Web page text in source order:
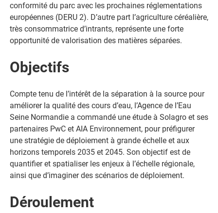
conformité du parc avec les prochaines réglementations
européennes (DERU 2). D’autre part l’agriculture céréalière,
très consommatrice d’intrants, représente une forte
opportunité de valorisation des matières séparées.
Objectifs
Compte tenu de l’intérêt de la séparation à la source pour
améliorer la qualité des cours d’eau, l’Agence de l’Eau
Seine Normandie a commandé une étude à Solagro et ses
partenaires PwC et AIA Environnement, pour préfigurer
une stratégie de déploiement à grande échelle et aux
horizons temporels 2035 et 2045. Son objectif est de
quantifier et spatialiser les enjeux à l’échelle régionale,
ainsi que d’imaginer des scénarios de déploiement.
Déroulement